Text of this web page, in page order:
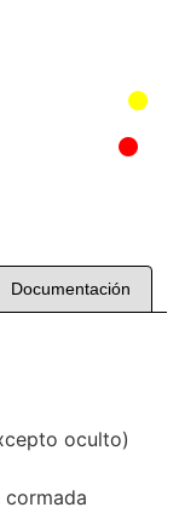
Documentación
oculto)
cormada